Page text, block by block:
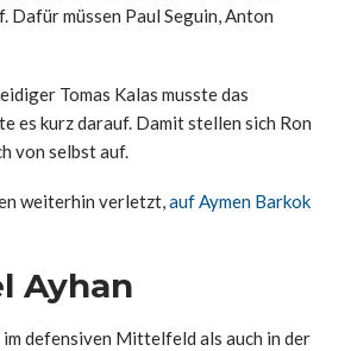
müssen Paul Seguin, Anton
Tomas Kalas musste das
es kurz darauf. Damit stellen sich Ron
von selbst auf.
weiterhin verletzt,auf Aymen Barkok
Ayhan
im defensiven Mittelfeld als auch in der